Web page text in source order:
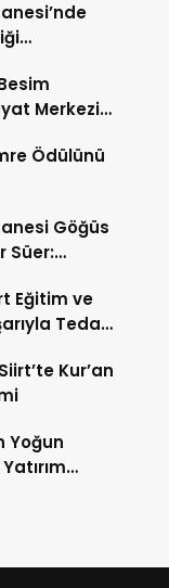
Merkezini
Ödülünü
Göğüs
Süer:
Eğitim ve
Tedavi
Kur’an
Yoğun